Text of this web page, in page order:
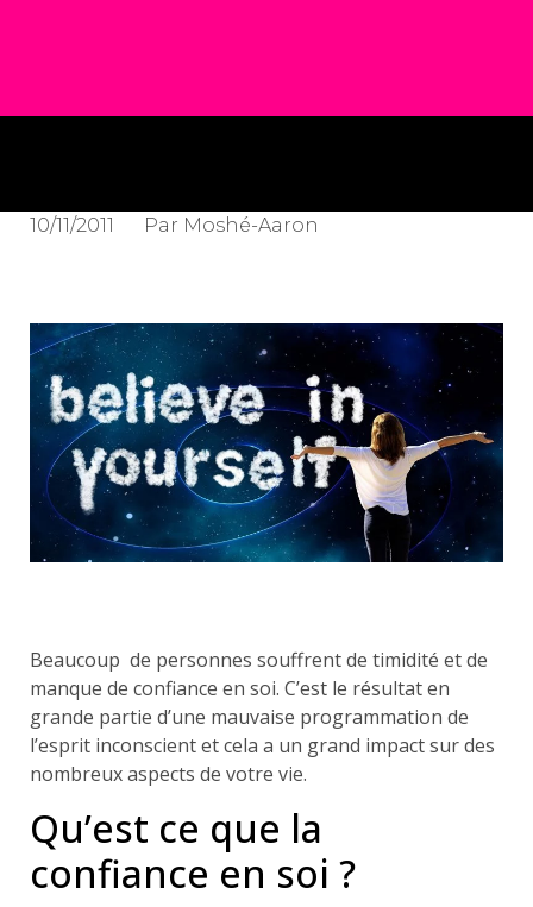
10/11/2011 Par Moshé-Aaron
Beaucoup de personnes souffrent de timidité et de
manque de confiance en soi. C’est le résultat en
grande partie d’une mauvaise programmation de
l’esprit inconscient et cela a un grand impact sur des
nombreux aspects de votre vie.
Qu’est ce que la
confiance en soi ?